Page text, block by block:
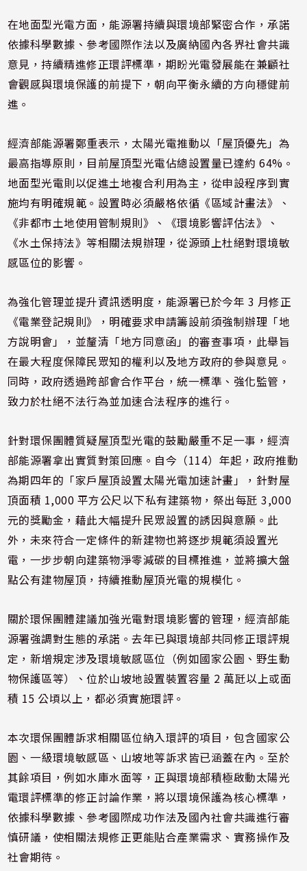
在地面型光電方面，能源署持續與環境部緊密合作，承諾
依據科學數據、參考國際作法以及廣納國內各界社會共識
意見，持續精進修正環評標準，期盼光電發展能在兼顧社
會觀感與環境保護的前提下，朝向平衡永續的方向穩健前
進。
經濟部能源署鄭重表示，太陽光電推動以「屋頂優先」為
最高指導原則，目前屋頂型光電佔總設置量已達約 64%。
地面型光電則以促進土地複合利用為主，從申設程序到實
施均有明確規範。設置時必須嚴格依循《區域計畫法》、
《非都市土地使用管制規則》、《環境影響評估法》、
《水土保持法》等相關法規辦理，從源頭上杜絕對環境敏
感區位的影響。
為強化管理並提升資訊透明度，能源署已於今年 3 月修正
《電業登記規則》，明確要求申請籌設前須強制辦理「地
方說明會」，並釐清「地方同意函」的審查事項，此舉旨
在最大程度保障民眾知的權利以及地方政府的參與意見。
同時，政府透過跨部會合作平台，統一標準、強化監管，
致力於杜絕不法行為並加速合法程序的進行。
針對環保團體質疑屋頂型光電的鼓勵嚴重不足一事，經濟
部能源署拿出實質對策回應。自今（114）年起，政府推動
為期四年的「家戶屋頂設置太陽光電加速計畫」，針對屋
頂面積 1,000 平方公尺以下私有建築物，祭出每瓩 3,000
元的獎勵金，藉此大幅提升民眾設置的誘因與意願。此
外，未來符合一定條件的新建物也將逐步規範須設置光
電，一步步朝向建築物淨零減碳的目標推進，並將擴大盤
點公有建物屋頂，持續推動屋頂光電的規模化。
關於環保團體建議加強光電對環境影響的管理，經濟部能
源署強調對生態的承諾。去年已與環境部共同修正環評規
定，新增規定涉及環境敏感區位（例如國家公園、野生動
物保護區等）、位於山坡地設置裝置容量 2 萬瓩以上或面
積 15 公頃以上，都必須實施環評。
本次環保團體訴求相關區位納入環評的項目，包含國家公
園、一級環境敏感區、山坡地等訴求皆已涵蓋在內。至於
其餘項目，例如水庫水面等，正與環境部積極啟動太陽光
電環評標準的修正討論作業，將以環境保護為核心標準，
依據科學數據、參考國際成功作法及國內社會共識進行審
慎研議，使相關法規修正更能貼合產業需求、實務操作及
社會期待。